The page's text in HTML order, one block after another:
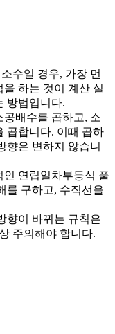
수일 경우, 가장 먼
을 하는 것이 계산 실
방법입니다.
공배수를 곱하고, 소
곱합니다. 이때 곱하
향은 변하지 않습니
연립일차부등식 풀
를 구하고, 수직선을
향이 바뀌는 규칙은
주의해야 합니다.